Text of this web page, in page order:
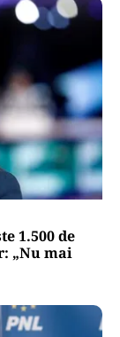
1.500 de
„Nu mai